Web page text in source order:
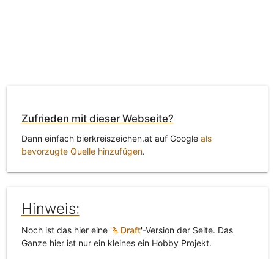
Zufrieden mit dieser Webseite?
Dann einfach bierkreiszeichen.at auf Google als
bevorzugte Quelle hinzufügen.
Hinweis:
Noch ist das hier eine ' Draft'-Version der Seite. Das
Ganze hier ist nur ein kleines ein Hobby Projekt.